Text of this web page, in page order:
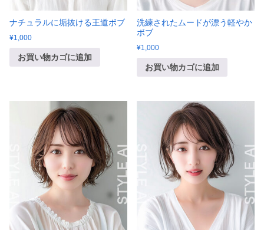
ナチュラルに垢抜ける王道ボブ
¥1,000
お買い物カゴに追加
洗練されたムードが漂う軽やか
ボブ
¥1,000
お買い物カゴに追加